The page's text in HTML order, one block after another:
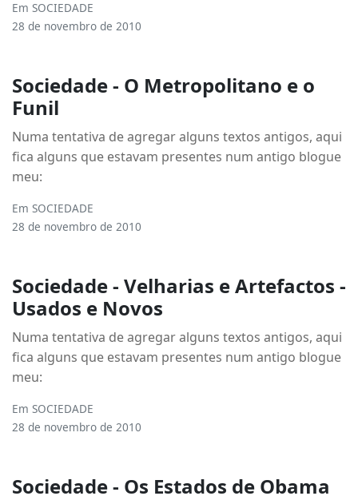
Em SOCIEDADE
28 de novembro de 2010
Sociedade - O Metropolitano e o
Funil
Numa tentativa de agregar alguns textos antigos, aqui
fica alguns que estavam presentes num antigo blogue
meu:
Em SOCIEDADE
28 de novembro de 2010
Sociedade - Velharias e Artefactos -
Usados e Novos
Numa tentativa de agregar alguns textos antigos, aqui
fica alguns que estavam presentes num antigo blogue
meu:
Em SOCIEDADE
28 de novembro de 2010
Sociedade - Os Estados de Obama